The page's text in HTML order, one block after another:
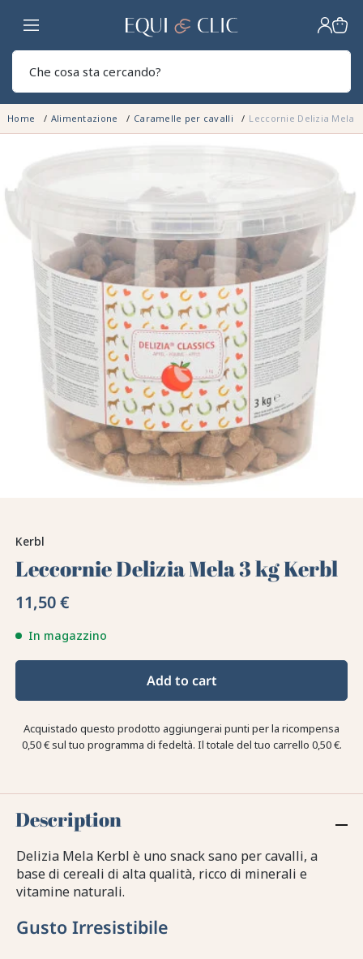
Casa
Home Alimentazione Caramelle per cavalli Leccornie Delizia Mela
Kerbl
Leccornie Delizia Mela 3 kg Kerbl
11,50 €
In magazzino
Add to cart
Acquistado questo prodotto aggiungerai punti per la ricompensa
0,50 €sul tuo programma di fedeltà. Il totale del tuo carrello 0,50 €.
Description
Delizia Mela Kerbl è uno snack sano per cavalli, a
base di cereali di alta qualità, ricco di minerali e
vitamine naturali.
Gusto Irresistibile